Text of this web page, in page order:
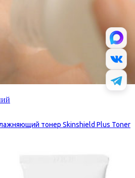
тонер Skinshield Plus Toner